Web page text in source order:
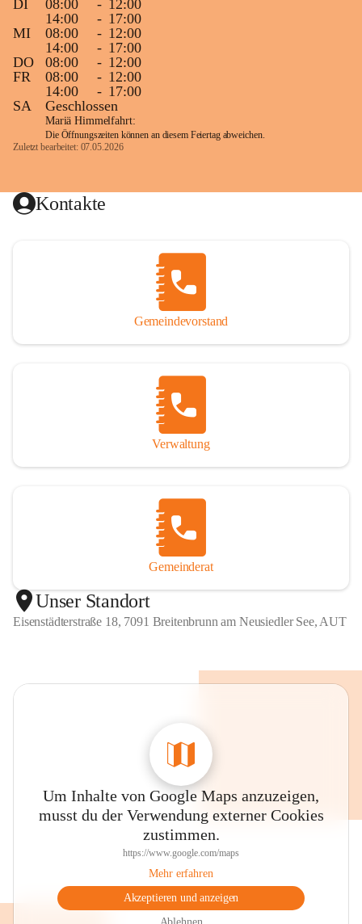
DI
08:00 - 12:00
14:00
- 17:00
MI
08:00 - 12:00
14:00
- 17:00
DO
08:00 - 12:00
FR
08:00 - 12:00
14:00
- 17:00
SA
Geschlossen
Mariä Himmelfahrt:
Die Öffnungszeiten können an diesem Feiertag abweichen.
Zuletzt bearbeitet: 07.05.2026
Kontakte
Gemeindevorstand
Verwaltung
Gemeinderat
Unser Standort
Eisenstädterstraße 18, 7091 Breitenbrunn am Neusiedler See, AUT
Um Inhalte von Google Maps anzuzeigen,
musst du der Verwendung externer Cookies
zustimmen.
https://www.google.com/maps
Mehr erfahren
Akzeptieren und anzeigen